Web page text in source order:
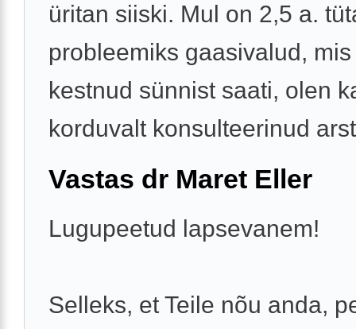
üritan siiski. Mul on 2,5 a.
probleemiks gaasivalud,
kestnud sünnist saati, olen
korduvalt konsulteerinud
Vastas dr Maret Eller
Lugupeetud lapsevanem!
Selleks, et Teile nõu anda,